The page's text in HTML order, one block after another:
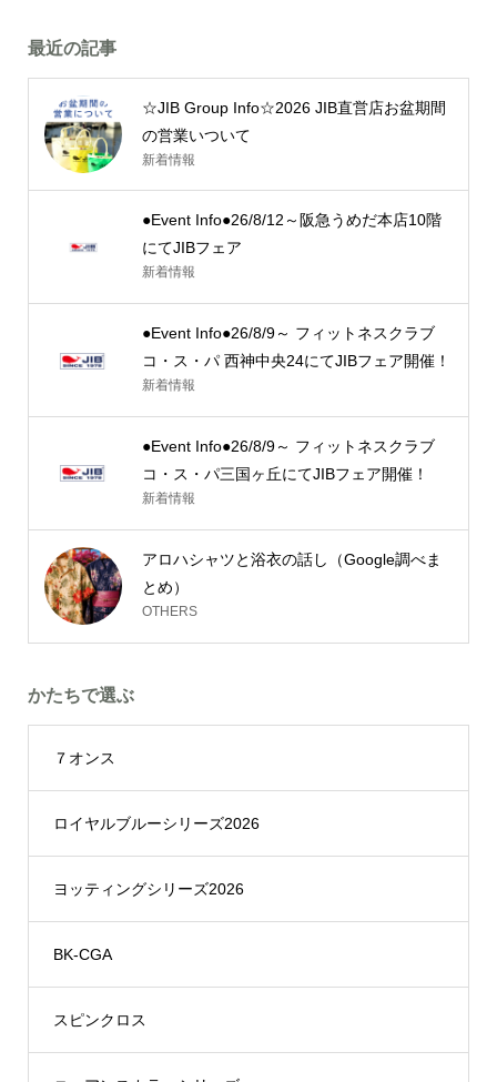
最近の記事
☆JIB Group Info☆2026 JIB直営店お盆期間
の営業いついて
新着情報
●Event Info●26/8/12～阪急うめだ本店10階
にてJIBフェア
新着情報
●Event Info●26/8/9～ フィットネスクラブ
コ・ス・パ 西神中央24にてJIBフェア開催！
新着情報
●Event Info●26/8/9～ フィットネスクラブ
コ・ス・パ三国ヶ丘にてJIBフェア開催！
新着情報
アロハシャツと浴衣の話し（Google調べま
とめ）
OTHERS
かたちで選ぶ
７オンス
ロイヤルブルーシリーズ2026
ヨッティングシリーズ2026
BK-CGA
スピンクロス